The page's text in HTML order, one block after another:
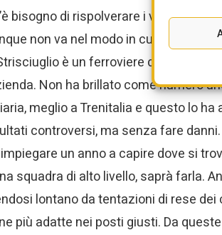
bisogno di rispolverare i vecchi
non va nel modo in cui questi
è un ferroviere doc e il suo
Non ha brillato come numero
meglio a Trenitalia e questo lo
controversi, ma senza fare
un anno a capire dove si
squadra di alto livello, saprà farla.
lontano da tentazioni di rese
più adatte nei posti giusti. Da